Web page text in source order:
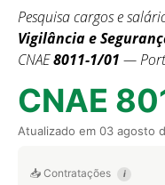
Pesquisa cargos e
Vigilância e
CNAE8011-1/01 —
CNAE
Atualizado em 03 agosto
📥 Contratações i